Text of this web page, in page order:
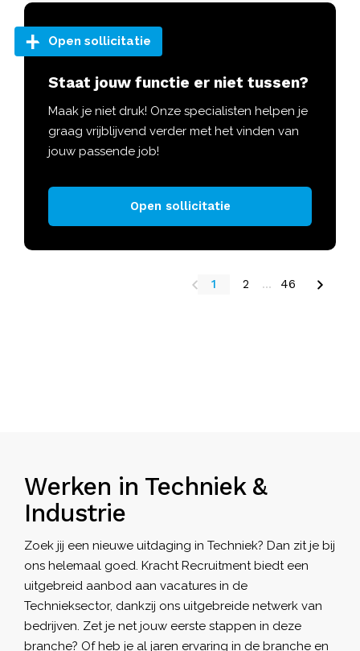
Open sollicitatie
Staat jouw functie er niet tussen?
Maak je niet druk! Onze specialisten helpen je
graag vrijblijvend verder met het vinden van
jouw passende job!
Open sollicitatie
1 2 ... 46
Werken in Techniek &
Industrie
Zoek jij een nieuwe uitdaging in Techniek? Dan zit je bij
ons helemaal goed. Kracht Recruitment biedt een
uitgebreid aanbod aan vacatures in de
Technieksector, dankzij ons uitgebreide netwerk van
bedrijven. Zet je net jouw eerste stappen in deze
branche? Of heb je al jaren ervaring in de branche en